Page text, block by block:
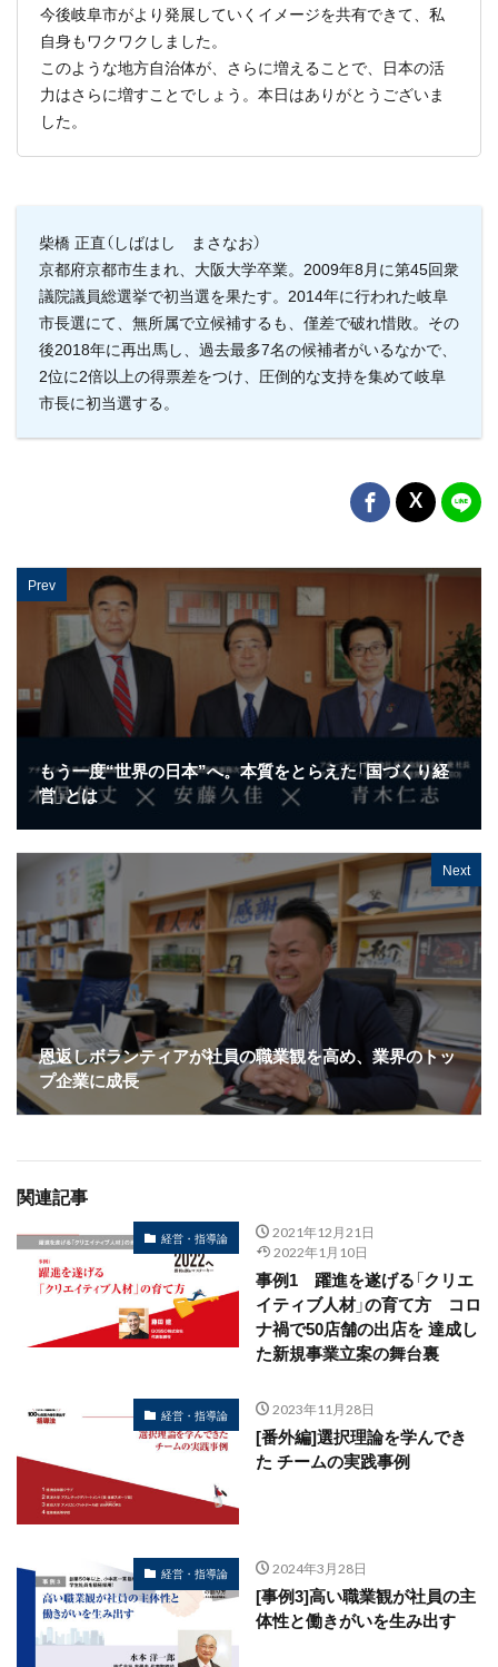
今後岐阜市がより発展していくイメージを共有できて、私
自身もワクワクしました。
このような地方自治体が、さらに増えることで、日本の活
力はさらに増すことでしょう。本日はありがとうございま
した。
柴橋 正直（しばはし まさなお）
京都府京都市生まれ、大阪大学卒業。2009年8月に第45回衆
議院議員総選挙で初当選を果たす。2014年に行われた岐阜
市長選にて、無所属で立候補するも、僅差で破れ惜敗。その
後2018年に再出馬し、過去最多7名の候補者がいるなかで、
2位に2倍以上の得票差をつけ、圧倒的な支持を集めて岐阜
市長に初当選する。
Prev
もう一度“世界の日本”へ。本質をとらえた「国づくり経
営」とは
Next
恩返しボランティアが社員の職業観を高め、業界のトッ
プ企業に成長
関連記事
経営・指導論
2021年12月21日
2022年1月10日
事例1 躍進を遂げる「クリエ
イティブ人材」の育て方 コロ
ナ禍で50店舗の出店を 達成し
た新規事業立案の舞台裏
経営・指導論 2023年11月28日
[番外編]選択理論を学んでき
た チームの実践事例
経営・指導論 2024年3月28日
[事例3]高い職業観が社員の主
体性と働きがいを生み出す